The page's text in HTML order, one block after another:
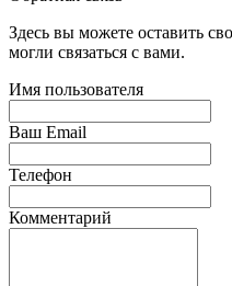
Здесь вы можете оставить
могли связаться с вами.
Имя пользователя
Ваш Email
Телефон
Комментарий